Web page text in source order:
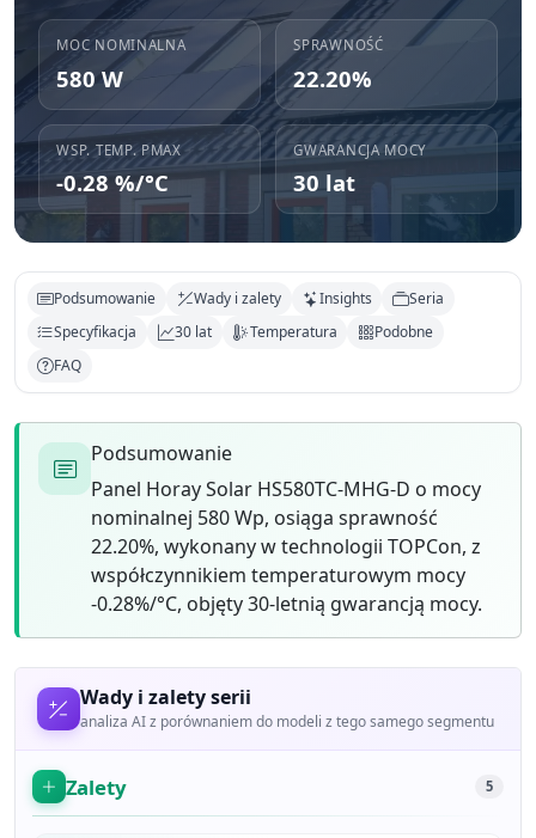
MOC NOMINALNA
580 W
SPRAWNOŚĆ
22.20%
WSP. TEMP. PMAX
-0.28 %/°C
GWARANCJA MOCY
30 lat
Podsumowanie Wady i zalety Insights
Seria
Specyfikacja
30 lat Temperatura
Podobne
FAQ
Podsumowanie
Panel Horay Solar HS580TC-MHG-D o mocy
nominalnej 580 Wp, osiąga sprawność
22.20%, wykonany w technologii TOPCon, z
współczynnikiem temperaturowym mocy
-0.28%/°C, objęty 30-letnią gwarancją mocy.
Wady i zalety serii
analiza AI z porównaniem do modeli z tego samego segmentu
Zalety 5